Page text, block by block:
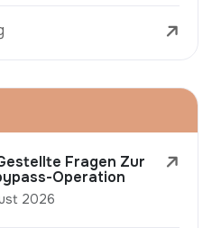
Fragen Zur
Operation
2026